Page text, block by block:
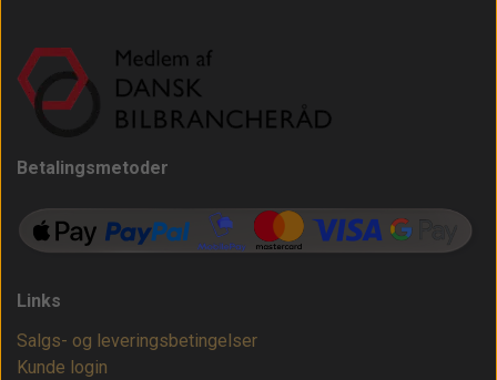
Betalingsmetoder
Links
Salgs- og leveringsbetingelser
Kunde login